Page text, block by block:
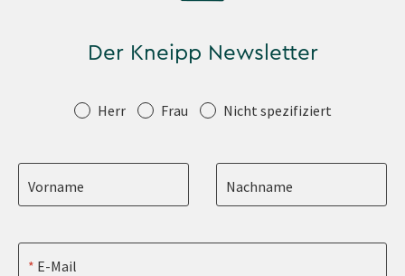
Der Kneipp Newsletter
Anrede Herr Frau Nicht spezifiziert
Vorname Nachname
E-Mail